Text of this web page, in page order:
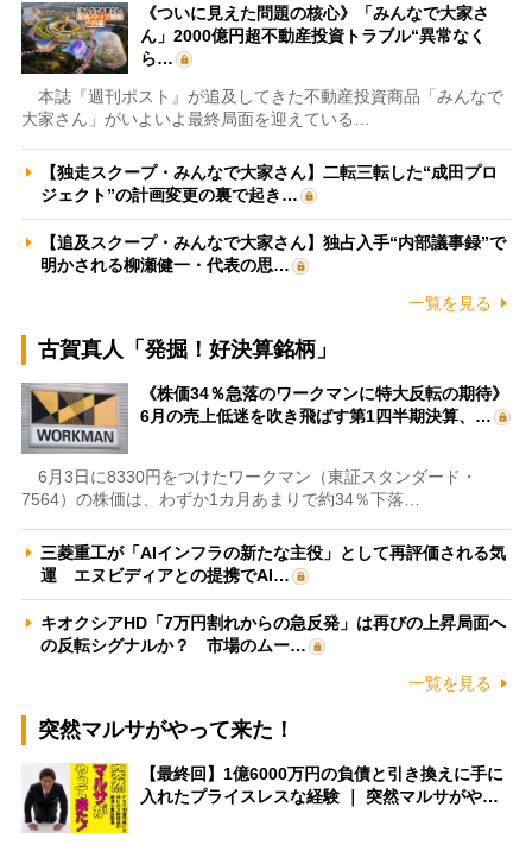
《ついに見えた問題の核心》「みんなで大家さ
ん」2000億円超不動産投資トラブル“異常なく
ら…
本誌『週刊ポスト』が追及してきた不動産投資商品「みんなで
大家さん」がいよいよ最終局面を迎えている…
【独走スクープ・みんなで大家さん】二転三転した“成田プロ
ジェクト”の計画変更の裏で起き…
【追及スクープ・みんなで大家さん】独占入手“内部議事録”で
明かされる柳瀬健一・代表の思…
一覧を見る
古賀真人「発掘！好決算銘柄」
《株価34％急落のワークマンに特大反転の期待》
6月の売上低迷を吹き飛ばす第1四半期決算、…
6月3日に8330円をつけたワークマン（東証スタンダード・
7564）の株価は、わずか1カ月あまりで約34％下落…
三菱重工が「AIインフラの新たな主役」として再評価される気
運 エヌビディアとの提携でAI…
キオクシアHD「7万円割れからの急反発」は再びの上昇局面へ
の反転シグナルか？ 市場のムー…
一覧を見る
突然マルサがやって来た！
【最終回】1億6000万円の負債と引き換えに手に
入れたプライスレスな経験 ｜ 突然マルサがや…